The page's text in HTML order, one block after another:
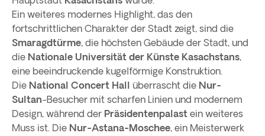
Ein weiteres modernes Highlight, das den
fortschrittlichen Charakter der Stadt zeigt, sind die
Smaragdtürme, die höchsten Gebäude der Stadt, und
die Nationale Universität der Künste Kasachstans,
eine beeindruckende kugelförmige Konstruktion.
Die National Concert Hall überrascht die Nur-
Sultan-Besucher mit scharfen Linien und modernem
Design, während der Präsidentenpalast ein weiteres
Muss ist. Die Nur-Astana-Moschee, ein Meisterwerk